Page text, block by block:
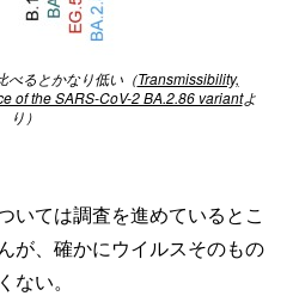
べるとかなり低い（Transmissibility,
of the SARS-CoV-2 BA.2.86 variantよ
り）
いては調査を進めているとこ
が、確かにウイルスそのもの
い。